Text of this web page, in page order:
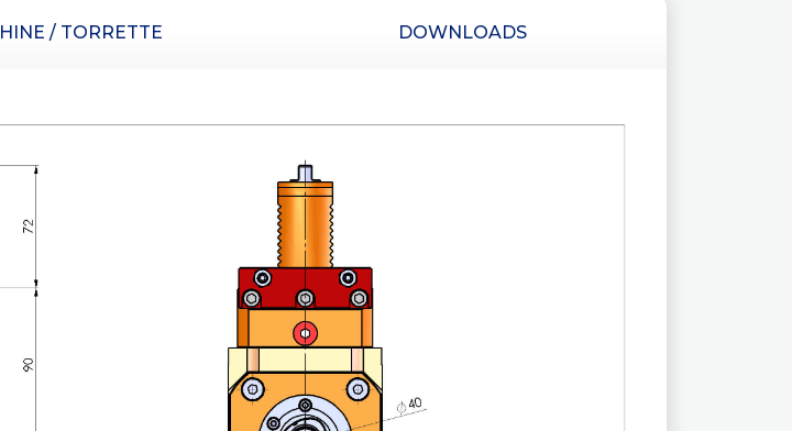
/ TORRETTE DOWNLOADS